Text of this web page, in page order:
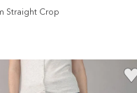
Straight Crop